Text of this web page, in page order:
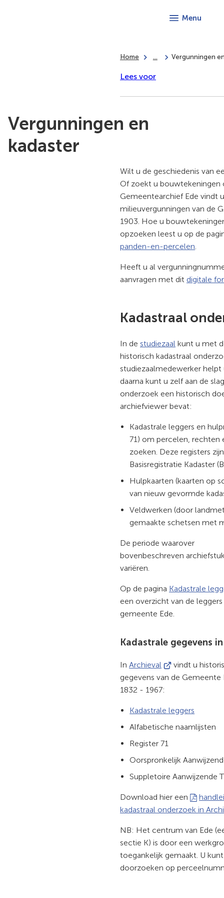
Menu
Home ... Vergunningen
Lees voor
Vergunningen en
kadaster
Wilt u de geschiedenis van
Of zoekt u bouwtekeningen
Gemeentearchief Ede vindt
milieuvergunningen van de
1903. Hoe u
opzoeken leest u op de
panden-en-percelen.
Heeft u al
aanvragen met dit digitale
Kadastraal
In de studiezaal kunt u met
historisch kadastraal
studiezaalmedewerker
daarna kunt u zelf aan de
onderzoek een historisch
archiefviewer bevat:
Kadastrale leggers en
71) om percelen, rechten
zoeken. Deze registers
Basisregistratie Kadaster
Hulpkaarten (kaarten op
van nieuw gevormde
Veldwerken (door
gemaakte schetsen met
De periode waarover
bovenbeschreven
variëren.
Op de pagina Kadastrale
een overzicht van de
gemeente Ede.
Kadastrale gegevens
In Archieval (Verwijst
naar
een
website)
vindt u
gegevens van de Gemeente
1832 - 1967:
Kadastrale leggers
Alfabetische naamlijsten
Register 71
Oorspronkelijk
Suppletoire Aanwijzende
Download hier een
kadastraal onderzoek in
NB: Het centrum van Ede
sectie K) is door een
toegankelijk gemaakt. U
doorzoeken op